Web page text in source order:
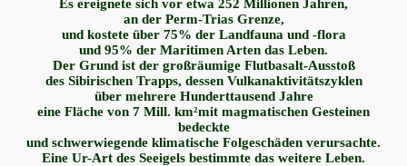
Es ereignete sich vor etwa 252 Millionen Jahren,
an der Perm-Trias Grenze,
und kostete über 75% der Landfauna und -flora
und 95% der Maritimen Arten das Leben.
Der Grund ist der großräumige Flutbasalt-Ausstoß
des Sibirischen Trapps, dessen Vulkanaktivitätszyklen
über mehrere Hunderttausend Jahre
eine Fläche von 7 Mill. km²mit magmatischen Gesteinen
bedeckte
und schwerwiegende klimatische Folgeschäden verursachte.
Eine Ur-Art des Seeigels bestimmte das weitere Leben.